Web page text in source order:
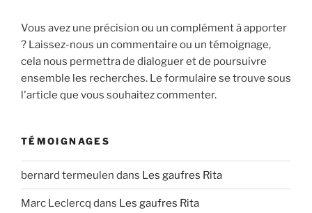
Vous avez une précision ou un complément à apporter
? Laissez-nous un commentaire ou un témoignage,
cela nous permettra de dialoguer et de poursuivre
ensemble les recherches. Le formulaire se trouve sous
l'article que vous souhaitez commenter.
TÉMOIGNAGES
bernard termeulen dans Les gaufres Rita
Marc Leclercq dans Les gaufres Rita